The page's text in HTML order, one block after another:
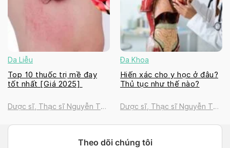
Da Liễu
Top 10 thuốc trị mề đay
tốt nhất [Giá 2025]
Dược sĩ, Thạc sĩ Nguyễn Thị
Đa Khoa
Hiến xác cho y học ở đâu?
Thủ tục như thế nào?
Dược sĩ, Thạc sĩ Nguyễn Thị
Theo dõi chúng tôi